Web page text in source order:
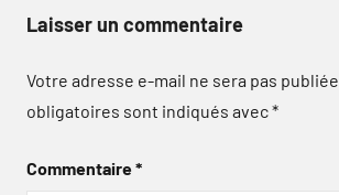
Laisser un commentaire
Votre adresse e-mail ne sera pas publiée.
obligatoires sont indiqués avec*
Commentaire*